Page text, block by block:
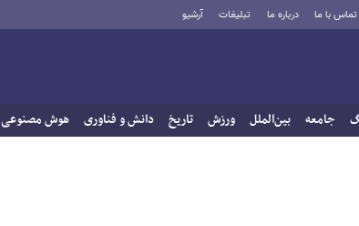
تماس با ما درباره ما تبلیغات آرشیو
جامعه بین‌الملل ورزش تاریخ دانش و فناوری هوش مصنوعی